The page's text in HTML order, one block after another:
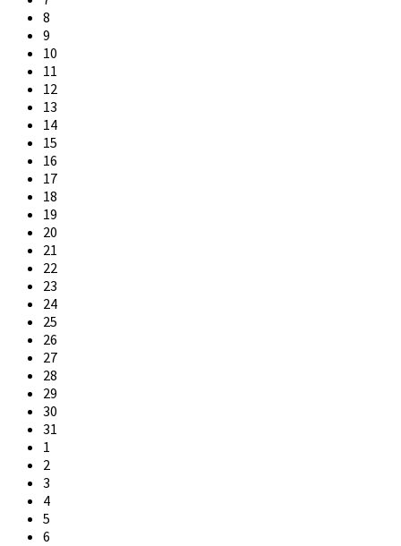
8
9
10
11
12
13
14
15
16
17
18
19
20
21
22
23
24
25
26
27
28
29
30
31
1
2
3
4
5
6